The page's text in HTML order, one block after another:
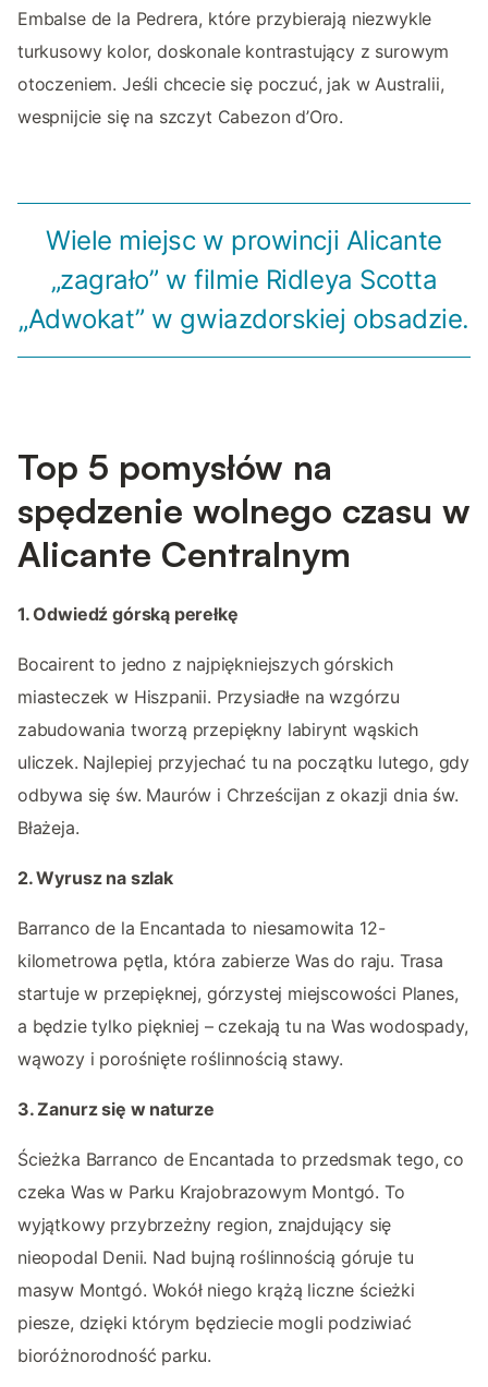
Embalse de la Pedrera, które przybierają niezwykle
turkusowy kolor, doskonale kontrastujący z surowym
otoczeniem. Jeśli chcecie się poczuć, jak w Australii,
wespnijcie się na szczyt Cabezon d’Oro.
Wiele miejsc w prowincji Alicante
„zagrało” w filmie Ridleya Scotta
„Adwokat” w gwiazdorskiej obsadzie.
Top 5 pomysłów na
spędzenie wolnego czasu w
Alicante Centralnym
1. Odwiedź górską perełkę
Bocairent to jedno z najpiękniejszych górskich
miasteczek w Hiszpanii. Przysiadłe na wzgórzu
zabudowania tworzą przepiękny labirynt wąskich
uliczek. Najlepiej przyjechać tu na początku lutego, gdy
odbywa się św. Maurów i Chrześcijan z okazji dnia św.
Błażeja.
2. Wyrusz na szlak
Barranco de la Encantada to niesamowita 12-
kilometrowa pętla, która zabierze Was do raju. Trasa
startuje w przepięknej, górzystej miejscowości Planes,
a będzie tylko piękniej – czekają tu na Was wodospady,
wąwozy i porośnięte roślinnością stawy.
3. Zanurz się w naturze
Ścieżka Barranco de Encantada to przedsmak tego, co
czeka Was w Parku Krajobrazowym Montgó. To
wyjątkowy przybrzeżny region, znajdujący się
nieopodal Denii. Nad bujną roślinnością góruje tu
masyw Montgó. Wokół niego krążą liczne ścieżki
piesze, dzięki którym będziecie mogli podziwiać
bioróżnorodność parku.